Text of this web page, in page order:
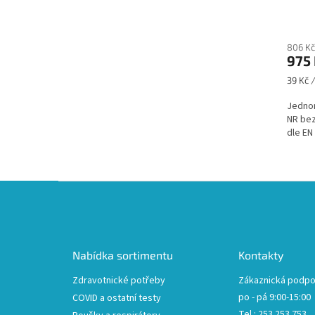
806
975
Měrná
39 Kč
NR
dle
Nabídka sortimentu
Zdravotnické potřeby
COVID a ostatní testy
Kontakty
Zákaznická
po - pá 9:00-15:00